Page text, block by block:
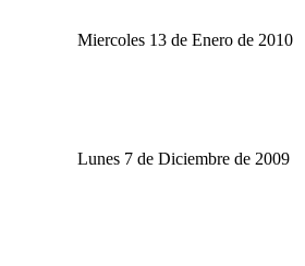
Miercoles 13 de Enero de 2010
Lunes 7 de Diciembre de 2009